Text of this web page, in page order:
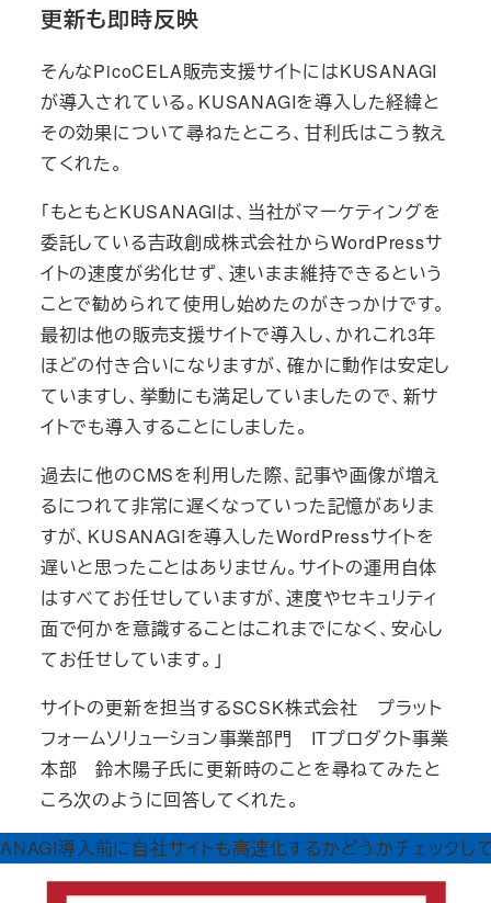
更新も即時反映
そんなPicoCELA販売支援サイトにはKUSANAGI
が導入されている。KUSANAGIを導入した経緯と
その効果について尋ねたところ、甘利氏はこう教え
てくれた。
「もともとKUSANAGIは、当社がマーケティングを
委託している吉政創成株式会社からWordPressサ
イトの速度が劣化せず、速いまま維持できるという
ことで勧められて使用し始めたのがきっかけです。
最初は他の販売支援サイトで導入し、かれこれ3年
ほどの付き合いになりますが、確かに動作は安定し
ていますし、挙動にも満足していましたので、新サ
イトでも導入することにしました。
過去に他のCMSを利用した際、記事や画像が増え
るにつれて非常に遅くなっていった記憶がありま
すが、KUSANAGIを導入したWordPressサイトを
遅いと思ったことはありません。サイトの運用自体
はすべてお任せしていますが、速度やセキュリティ
面で何かを意識することはこれまでになく、安心し
てお任せしています。」
サイトの更新を担当するSCSK株式会社 プラット
フォームソリューション事業部門 ITプロダクト事業
本部 鈴木陽子氏に更新時のことを尋ねてみたと
ころ次のように回答してくれた。
導入前に自社サイトも高速化するかどうかチェックし